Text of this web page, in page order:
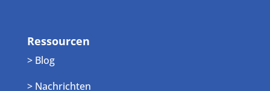
Ressourcen
> Blog
> Nachrichten